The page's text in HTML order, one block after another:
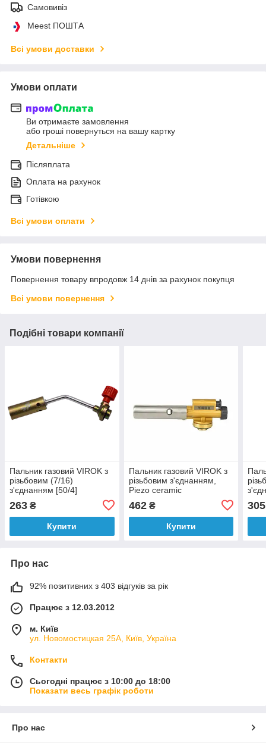
Самовивіз
Meest ПОШТА
Всі умови доставки
Умови оплати
Ви отримаєте замовлення
або гроші повернуться на вашу картку
Детальніше
Післяплата
Оплата на рахунок
Готівкою
Всі умови оплати
Умови повернення
Повернення товару впродовж 14 днів за рахунок покупця
Всі умови повернення
Подібні товари компанії
Пальник газовий VIROK з
різьбовим (7/16)
з'єднанням [50/4]
263 ₴
Купити
Пальник газовий VIROK з
різьбовим з'єднанням,
Piezo ceramic
462₴
Купити
305
Про нас
92% позитивних з 403 відгуків за рік
Працює з 12.03.2012
м. Київ
ул. Новомостицкая 25А, Київ, Україна
Контакти
Сьогодні працює з 10:00 до 18:00
Показати весь графік роботи
Про нас